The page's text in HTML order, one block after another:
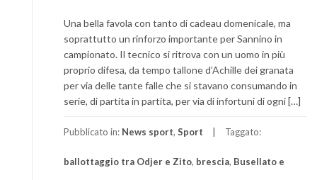
Una bella favola con tanto di cadeau domenicale, ma
soprattutto un rinforzo importante per Sannino in
campionato. Il tecnico si ritrova con un uomo in più
proprio difesa, da tempo tallone d’Achille dei granata
per via delle tante falle che si stavano consumando in
serie, di partita in partita, per via di infortuni di ogni […]
Pubblicato in: News sport, Sport Taggato:
ballottaggio tra Odjer e Zito, brescia, Busellato e